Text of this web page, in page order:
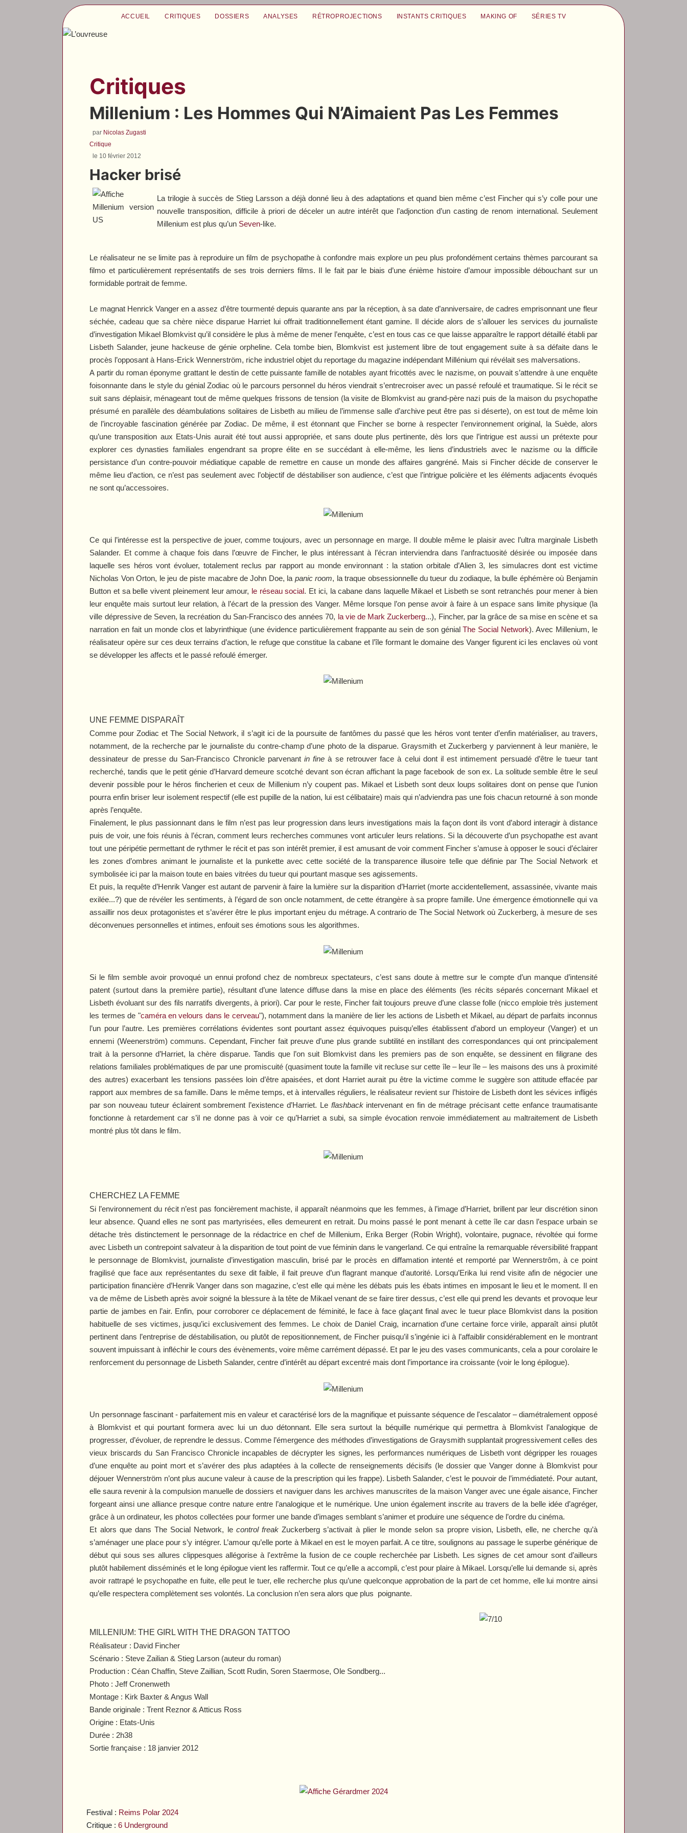
ACCUEIL CRITIQUES DOSSIERS ANALYSES RÉTROPROJECTIONS INSTANTS CRITIQUES MAKING OF SÉRIES TV
Festival : Reims Polar 2024
Critique :6 Underground
Critiques
Millenium : Les Hommes Qui N’Aimaient Pas Les Femmes
par Nicolas Zugasti
Critique
le 10 février 2012
Hacker brisé
La trilogie à succès de Stieg Larsson a déjà donné lieu à des adaptations et quand bien même c’est Fincher qui s’y colle pour une
nouvelle transposition, difficile à priori de déceler un autre intérêt que l’adjonction d’un casting de renom international. Seulement
Milleniumest plus qu’un Seven-like.
Le réalisateur ne se limite pas à reproduire un film de psychopathe à confondre mais explore un peu plus profondément certains thèmes parcourant sa
filmo et particulièrement représentatifs de ses trois derniers films. Il le fait par le biais d’une énième histoire d’amour impossible débouchant sur un
formidable portrait de femme.
Le magnat Henrick Vanger en a assez d’être tourmenté depuis quarante ans par la réception, à sa date d’anniversaire, de cadres emprisonnant une fleur
séchée, cadeau que sa chère nièce disparue Harriet lui offrait traditionnellement étant gamine. Il décide alors de s’allouer les services du journaliste
d’investigation Mikael Blomkvist qu’il considère le plus à même de mener l’enquête, c’est en tous cas ce que laisse apparaître le rapport détaillé établi par
Lisbeth Salander, jeune hackeuse de génie orpheline. Cela tombe bien, Blomkvist est justement libre de tout engagement suite à sa défaite dans le
procès l’opposant à Hans-Erick Wennerström, riche industriel objet du reportage du magazine indépendant Millénium qui révélait ses malversations.
A partir du roman éponyme grattant le destin de cette puissante famille de notables ayant fricottés avec le nazisme, on pouvait s’attendre à une enquête
foisonnante dans le style du génialZodiac où le parcours personnel du héros viendrait s’entrecroiser avec un passé refoulé et traumatique. Si le récit se
suit sans déplaisir, ménageant tout de même quelques frissons de tension (la visite de Blomkvist au grand-père nazi puis de la maison du psychopathe
présumé en parallèle des déambulations solitaires de Lisbeth au milieu de l’immense salle d’archive peut être pas si déserte), on est tout de même loin
de l’incroyable fascination générée par Zodiac. De même, il est étonnant que Fincher se borne à respecter l’environnement original, la Suède, alors
qu’une transposition aux Etats-Unis aurait été tout aussi appropriée, et sans doute plus pertinente, dès lors que l’intrigue est aussi un prétexte pour
explorer ces dynasties familiales engendrant sa propre élite en se succédant à elle-même, les liens d’industriels avec le nazisme ou la difficile
persistance d’un contre-pouvoir médiatique capable de remettre en cause un monde des affaires gangréné. Mais si Fincher décide de conserver le
même lieu d’action, ce n’est pas seulement avec l’objectif de déstabiliser son audience, c’est que l’intrigue policière et les éléments adjacents évoqués
ne sont qu’accessoires.
Ce qui l’intéresse est la perspective de jouer, comme toujours, avec un personnage en marge. Il double même le plaisir avec l’ultra marginale Lisbeth
Salander. Et comme à chaque fois dans l’œuvre de Fincher, le plus intéressant à l’écran interviendra dans l’anfractuosité désirée ou imposée dans
laquelle ses héros vont évoluer, totalement reclus par rapport au monde environnant : la station orbitale d’Alien 3, les simulacres dont est victime
Nicholas Von Orton, le jeu de piste macabre de John Doe, la panic room, la traque obsessionnelle du tueur du zodiaque, la bulle éphémère où Benjamin
Button et sa belle vivent pleinement leur amour, le réseau social. Et ici, la cabane dans laquelle Mikael et Lisbeth se sont retranchés pour mener à bien
leur enquête mais surtout leur relation, à l’écart de la pression des Vanger. Même lorsque l’on pense avoir à faire à un espace sans limite physique (la
ville dépressive de Seven, la recréation du San-Francisco des années 70, la vie de Mark Zuckerberg...), Fincher, par la grâce de sa mise en scène et sa
narration en fait un monde clos et labyrinthique (une évidence particulièrement frappante au sein de son génialThe Social Network). Avec Millenium, le
réalisateur opère sur ces deux terrains d’action, le refuge que constitue la cabane et l’île formant le domaine des Vanger figurent ici les enclaves où vont
se développer les affects et le passé refoulé émerger.
UNE FEMME DISPARAÎT
Comme pourZodiac etThe Social Network, il s’agit ici de la poursuite de fantômes du passé que les héros vont tenter d’enfin matérialiser, au travers,
notamment, de la recherche par le journaliste du contre-champ d’une photo de la disparue. Graysmith et Zuckerberg y parviennent à leur manière, le
dessinateur de presse du San-Francisco Chronicle parvenant in fine à se retrouver face à celui dont il est intimement persuadé d’être le tueur tant
recherché, tandis que le petit génie d’Harvard demeure scotché devant son écran affichant la page facebook de son ex. La solitude semble être le seul
devenir possible pour le héros fincherien et ceux de Millenium n’y coupent pas. Mikael et Lisbeth sont deux loups solitaires dont on pense que l’union
pourra enfin briser leur isolement respectif (elle est pupille de la nation, lui est célibataire) mais qui n’adviendra pas une fois chacun retourné à son monde
après l’enquête.
Finalement, le plus passionnant dans le film n’est pas leur progression dans leurs investigations mais la façon dont ils vont d’abord interagir à distance
puis de voir, une fois réunis à l’écran, comment leurs recherches communes vont articuler leurs relations. Si la découverte d’un psychopathe est avant
tout une péripétie permettant de rythmer le récit et pas son intérêt premier, il est amusant de voir comment Fincher s’amuse à opposer le souci d’éclairer
les zones d’ombres animant le journaliste et la punkette avec cette société de la transparence illusoire telle que définie parThe Social Network et
symbolisée ici par la maison toute en baies vitrées du tueur qui pourtant masque ses agissements.
Et puis, la requête d’Henrik Vanger est autant de parvenir à faire la lumière sur la disparition d’Harriet (morte accidentellement, assassinée, vivante mais
exilée...?) que de révéler les sentiments, à l’égard de son oncle notamment, de cette étrangère à sa propre famille. Une émergence émotionnelle qui va
assaillir nos deux protagonistes et s’avérer être le plus important enjeu du métrage. A contrario de The Social Network où Zuckerberg, à mesure de ses
déconvenues personnelles et intimes, enfouit ses émotions sous les algorithmes.
Si le film semble avoir provoqué un ennui profond chez de nombreux spectateurs, c’est sans doute à mettre sur le compte d’un manque d’intensité
patent (surtout dans la première partie), résultant d’une latence diffuse dans la mise en place des éléments (les récits séparés concernant Mikael et
Lisbeth évoluant sur des fils narratifs divergents, à priori). Car pour le reste, Fincher fait toujours preuve d’une classe folle (nicco emploie très justement
les termes de "caméra en velours dans le cerveau"), notamment dans la manière de lier les actions de Lisbeth et Mikael, au départ de parfaits inconnus
l’un pour l’autre. Les premières corrélations évidentes sont pourtant assez équivoques puisqu’elles établissent d’abord un employeur (Vanger) et un
ennemi (Weenerström) communs. Cependant, Fincher fait preuve d’une plus grande subtilité en instillant des correspondances qui ont principalement
trait à la personne d’Harriet, la chère disparue. Tandis que l’on suit Blomkvist dans les premiers pas de son enquête, se dessinent en filigrane des
relations familiales problématiques de par une promiscuité (quasiment toute la famille vit recluse sur cette île – leur île – les maisons des uns à proximité
des autres) exacerbant les tensions passées loin d’être apaisées, et dont Harriet aurait pu être la victime comme le suggère son attitude effacée par
rapport aux membres de sa famille. Dans le même temps, et à intervalles réguliers, le réalisateur revient sur l’histoire de Lisbeth dont les sévices infligés
par son nouveau tuteur éclairent sombrement l’existence d’Harriet. Le flashbackintervenant en fin de métrage précisant cette enfance traumatisante
fonctionne à retardement car s’il ne donne pas à voir ce qu’Harriet a subi, sa simple évocation renvoie immédiatement au maltraitement de Lisbeth
montré plus tôt dans le film.
CHERCHEZ LA FEMME
Si l’environnement du récit n’est pas foncièrement machiste, il apparaît néanmoins que les femmes, à l’image d’Harriet, brillent par leur discrétion sinon
leur absence. Quand elles ne sont pas martyrisées, elles demeurent en retrait. Du moins passé le pont menant à cette île car dasn l’espace urbain se
détache très distinctement le personnage de la rédactrice en chef de Millenium, Erika Berger (Robin Wright), volontaire, pugnace, révoltée qui forme
avec Lisbeth un contrepoint salvateur à la disparition de tout point de vue féminin dans le vangerland. Ce qui entraîne la remarquable réversibilité frappant
le personnage de Blomkvist, journaliste d’investigation masculin, brisé par le procès en diffamation intenté et remporté par Wennerstrôm, à ce point
fragilisé que face aux représentantes du sexe dit faible, il fait preuve d’un flagrant manque d’autorité. Lorsqu’Erika lui rend visite afin de négocier une
participation financière d’Henrik Vanger dans son magazine, c’est elle qui mène les débats puis les ébats intimes en imposant le lieu et le moment. Il en
va de même de Lisbeth après avoir soigné la blessure à la tête de Mikael venant de se faire tirer dessus, c’est elle qui prend les devants et provoque leur
partie de jambes en l’air. Enfin, pour corroborer ce déplacement de féminité, le face à face glaçant final avec le tueur place Blomkvist dans la position
habituelle de ses victimes, jusqu’ici exclusivement des femmes. Le choix de Daniel Craig, incarnation d’une certaine force virile, apparaît ainsi plutôt
pertinent dans l’entreprise de déstabilisation, ou plutôt de repositionnement, de Fincher puisqu’il s’ingénie ici à l’affaiblir considérablement en le montrant
souvent impuissant à infléchir le cours des évènements, voire même carrément dépassé. Et par le jeu des vases communicants, cela a pour corolaire le
renforcement du personnage de Lisbeth Salander, centre d’intérêt au départ excentré mais dont l’importance ira croissante (voir le long épilogue).
Un personnage fascinant - parfaitement mis en valeur et caractérisé lors de la magnifique et puissante séquence de l'escalator – diamétralement opposé
à Blomkvist et qui pourtant formera avec lui un duo détonnant. Elle sera surtout la béquille numérique qui permettra à Blomkvist l’analogique de
progresser, d’évoluer, de reprendre le dessus. Comme l’émergence des méthodes d’investigations de Graysmith supplantait progressivement celles des
vieux briscards du San Francisco Chronicle incapables de décrypter les signes, les performances numériques de Lisbeth vont dégripper les rouages
d’une enquête au point mort et s’avérer des plus adaptées à la collecte de renseignements décisifs (le dossier que Vanger donne à Blomkvist pour
déjouer Wennerström n’ont plus aucune valeur à cause de la prescription qui les frappe). Lisbeth Salander, c’est le pouvoir de l’immédiateté. Pour autant,
elle saura revenir à la compulsion manuelle de dossiers et naviguer dans les archives manuscrites de la maison Vanger avec une égale aisance, Fincher
forgeant ainsi une alliance presque contre nature entre l’analogique et le numérique. Une union également inscrite au travers de la belle idée d’agréger,
grâce à un ordinateur, les photos collectées pour former une bande d’images semblant s’animer et produire une séquence de l’ordre du cinéma.
Et alors que dansThe Social Network, le control freak Zuckerberg s’activait à plier le monde selon sa propre vision, Lisbeth, elle, ne cherche qu’à
s’aménager une place pour s’y intégrer. L’amour qu’elle porte à Mikael en est le moyen parfait. A ce titre, soulignons au passage le superbe générique de
début qui sous ses allures clippesques allégorise à l'extrême la fusion de ce couple recherchée par Lisbeth. Les signes de cet amour sont d’ailleurs
plutôt habilement disséminés et le long épilogue vient les raffermir. Tout ce qu’elle a accompli, c’est pour plaire à Mikael. Lorsqu’elle lui demande si, après
avoir rattrapé le psychopathe en fuite, elle peut le tuer, elle recherche plus qu’une quelconque approbation de la part de cet homme, elle lui montre ainsi
qu’elle respectera complètement ses volontés. La conclusion n’en sera alors que plus poignante.
MILLENIUM: THE GIRL WITH THE DRAGON TATTOO
Réalisateur : David Fincher
Scénario : Steve Zailian & Stieg Larson (auteur du roman)
Production :Céan Chaffin, Steve Zaillian, Scott Rudin, Soren Staermose, Ole Sondberg...
Photo : Jeff Cronenweth
Montage : Kirk Baxter & Angus Wall
Bande originale : Trent Reznor & Atticus Ross
Origine : Etats-Unis
Durée : 2h38
Sortie française : 18 janvier 2012